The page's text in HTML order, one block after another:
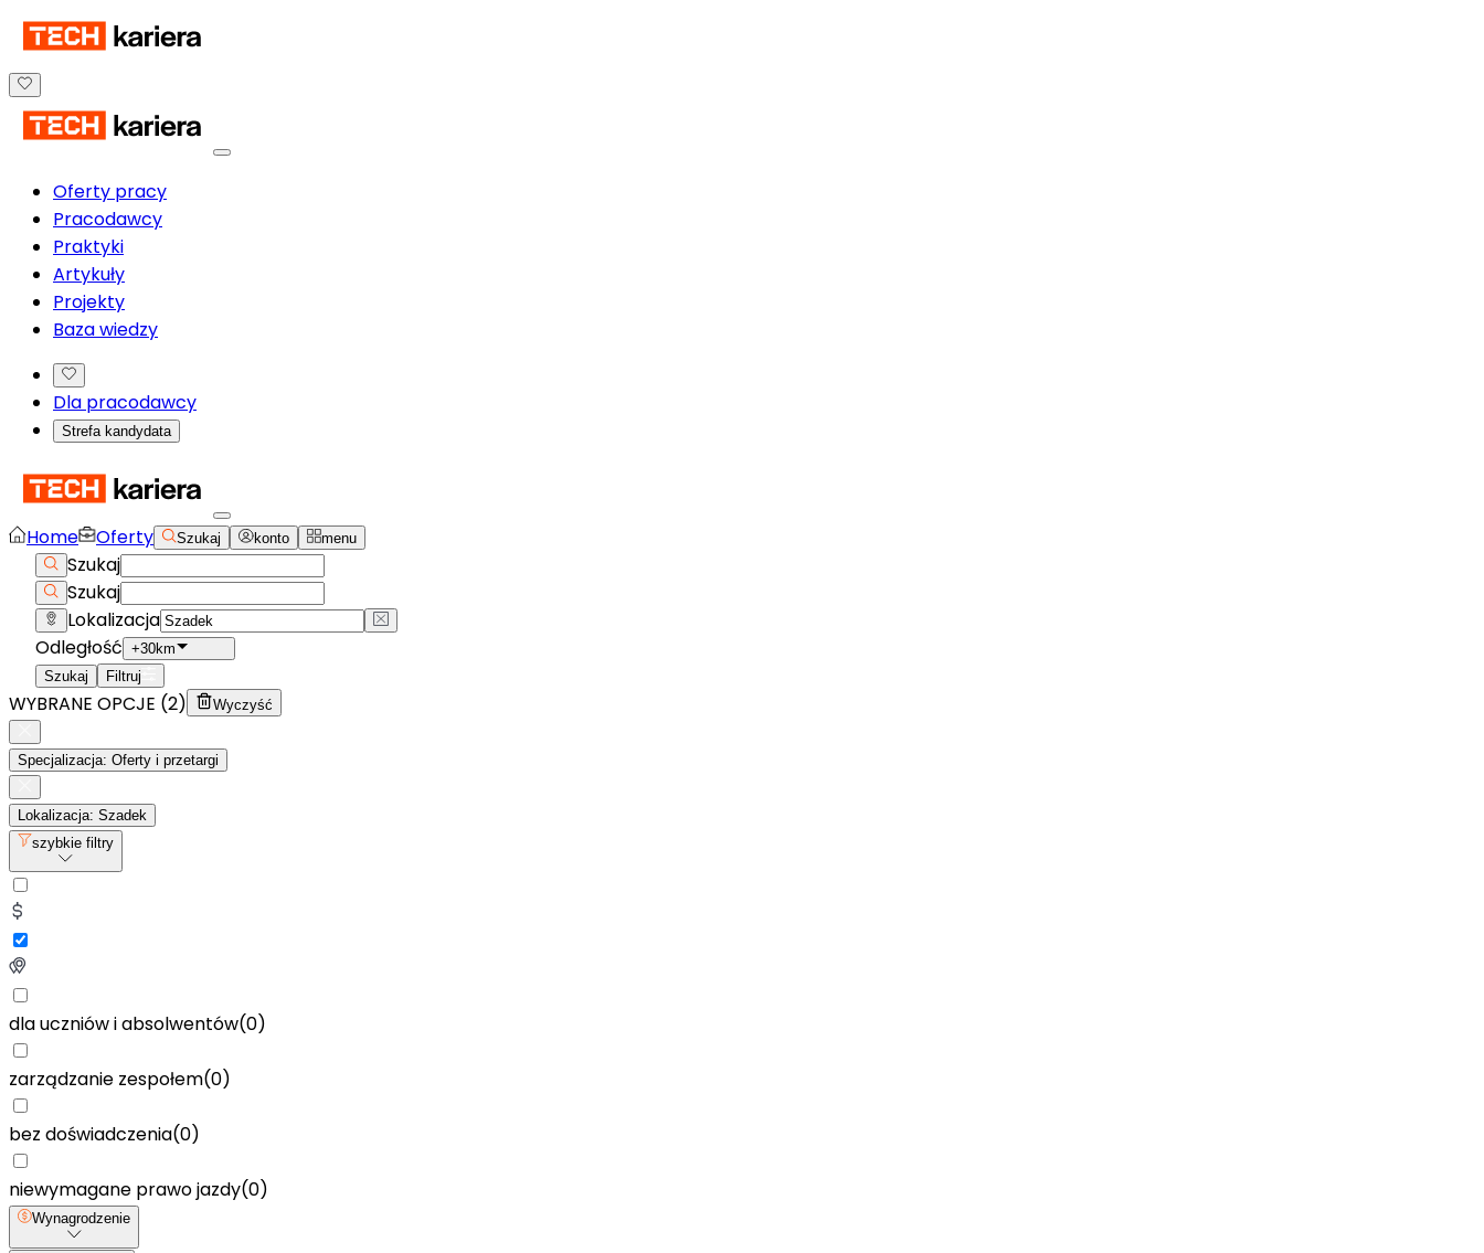
Oferty pracy
Pracodawcy
Praktyki
Artykuły
Projekty
Baza wiedzy
Dla pracodawcy
Strefa kandydata
Home Oferty Szukaj konto menu
Szukaj
Szukaj
Lokalizacja
Odległość +30km
Szukaj
Filtruj
WYBRANE OPCJE (2) Wyczyść
Specjalizacja: Oferty i przetargi
Lokalizacja: Szadek
szybkie filtry
dla uczniów i absolwentów(0)
zarządzanie zespołem(0)
bez doświadczenia(0)
niewymagane prawo jazdy(0)
Wynagrodzenie